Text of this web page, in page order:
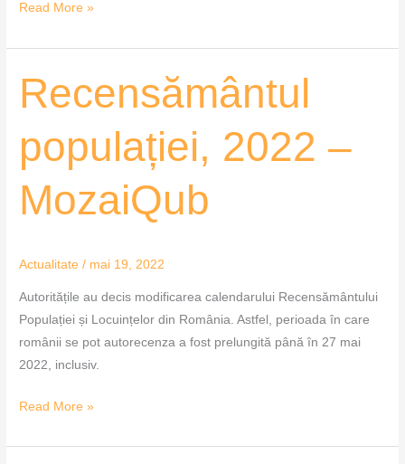
Read More »
Recensământul
populației, 2022 –
MozaiQub
Actualitate / mai 19, 2022
Autoritățile au decis modificarea calendarului Recensământului
Populației și Locuințelor din România. Astfel, perioada în care
românii se pot autorecenza a fost prelungită până în 27 mai
2022, inclusiv.
Recensământul
populației,
–
MozaiQub
Read More »